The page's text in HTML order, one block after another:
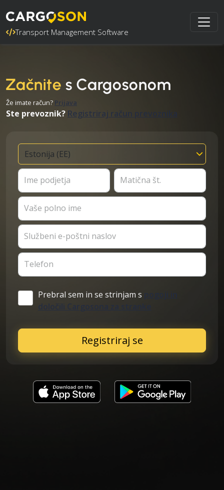
Transport Management Software
Začnite s Cargosonom
Že imate račun? Prijava
Ste prevoznik? Registriraj račun prevoznika
Ime podjetja Matična št.
Vaše polno ime
Službeni e-poštni naslov
Telefon
Prebral sem in se strinjam s
Registriraj se